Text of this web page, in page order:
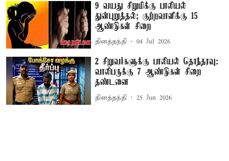
9 வயது சிறுமிக்கு பாலியல்
துன்புறுத்தல்; குற்றவாளிக்கு 15
ஆண்டுகள் சிறை
தினத்தந்தி 04 Jul 2026
2 சிறுவர்களுக்கு பாலியல் தொந்தரவு:
வாலிபருக்கு 7 ஆண்டுகள் சிறை
தண்டனை
தினத்தந்தி 25 Jun 2026